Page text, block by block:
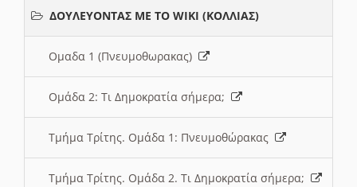
ΔΟΥΛΕΥΟΝΤΑΣ ΜΕ ΤΟ WIKI (ΚΟΛΛΙΑΣ)
Ομαδα 1 (Πνευμοθωρακας)
Ομάδα 2: Τι Δημοκρατία σήμερα;
Τμήμα Τρίτης. Ομάδα 1: Πνευμοθώρακας
Τμήμα Τρίτης. Ομάδα 2. Τι Δημοκρατία σήμερα;